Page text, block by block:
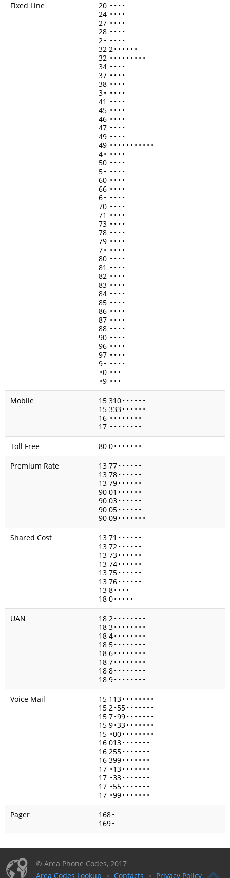
Fixed Line
20 • • • •
24 • • • •
27 • • • •
28 • • • •
2• • • • •
32 2• • • • • •
32 • • • • • • • • •
34 • • • •
37 • • • •
38 • • • •
3• • • • •
41 • • • •
45 • • • •
46 • • • •
47 • • • •
49 • • • •
49 • • • • • • • • • • •
4• • • • •
50 • • • •
5• • • • •
60 • • • •
66 • • • •
6• • • • •
70 • • • •
71 • • • •
73 • • • •
78 • • • •
79 • • • •
7• • • • •
80 • • • •
81 • • • •
82 • • • •
83 • • • •
84 • • • •
85 • • • •
86 • • • •
87 • • • •
88 • • • •
90 • • • •
96 • • • •
97 • • • •
9• • • • •
•0 • • •
•9 • • •
Mobile
15 310• • • • • •
15 333• • • • • •
16 • • • • • • • •
17 • • • • • • • •
Toll Free
80 0• • • • • • •
Premium Rate
13 77• • • • • •
13 78• • • • • •
13 79• • • • • •
90 01 • • • • • •
90 03• • • • • •
90 05• • • • • •
90 09• • • • • • •
Shared Cost
13 71 • • • • • •
13 72• • • • • •
13 73• • • • • •
13 74• • • • • •
13 75• • • • • •
13 76• • • • • •
13 8• • • •
18 0• • • • •
UAN
18 2• • • • • • • •
18 3• • • • • • • •
18 4• • • • • • • •
18 5• • • • • • • •
18 6• • • • • • • •
18 7• • • • • • • •
18 8• • • • • • • •
18 9• • • • • • • •
Voice Mail
15 113• • • • • • • •
15 2•55• • • • • • •
15 7•99• • • • • • •
15 9•33• • • • • • •
15 •00• • • • • • • •
16 013• • • • • • •
16 255• • • • • • •
16 399• • • • • • •
17 •13• • • • • • •
17 •33• • • • • • •
17 •55• • • • • • •
17 •99• • • • • • •
Pager
168•
169•
© Area Phone Codes, 2017
Area Codes Lookup
Contacts Privacy Policy